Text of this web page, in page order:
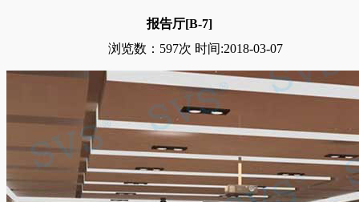
报告厅[B-7]
浏览数： 597次 时间:2018-03-07